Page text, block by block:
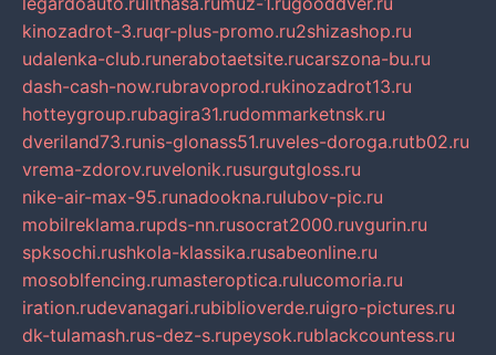
kinozadrot-3.ruqr-plus-promo.ru2shizashop.ru
udalenka-club.runerabotaetsite.rucarszona-bu.ru
dash-cash-now.rubravoprod.rukinozadrot13.ru
hotteygroup.rubagira31.rudommarketnsk.ru
dveriland73.runis-glonass51.ruveles-doroga.rutb02.ru
vrema-zdorov.ruvelonik.rusurgutgloss.ru
nike-air-max-95.runadookna.rulubov-pic.ru
mobilreklama.rupds-nn.rusocrat2000.ruvgurin.ru
spksochi.rushkola-klassika.rusabeonline.ru
mosoblfencing.rumasteroptica.rulucomoria.ru
iration.rudevanagari.rubiblioverde.ruigro-pictures.ru
dk-tulamash.rus-dez-s.rupeysok.rublackcountess.ru